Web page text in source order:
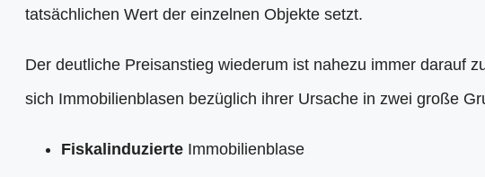
tatsächlichen Wert der einzelnen Objekte setzt.
Der deutliche Preisanstieg wiederum ist nahezu immer darauf
sich Immobilienblasen bezüglich ihrer Ursache in zwei große
Fiskalinduzierte Immobilienblase